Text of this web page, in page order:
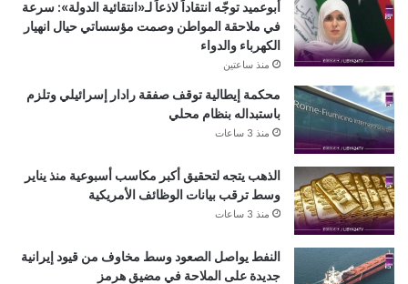
أبوعميد توجّه انتقاداً لاذعاً لـ«انتقائية الدولة»: سرعة
في ملاحقة المواطن وصمت مؤسساتي حيال انهيار
الكهرباء والدواء
منذ ساعتين
محكمة إيطالية توقف صفقة رادار إسرائيلي وتلزم
باستبداله بنظام محلي
منذ 3 ساعات
الذهب يتجه لتحقيق أكبر مكاسب أسبوعية منذ يناير
وسط ترقب بيانات الوظائف الأمريكية
منذ 3 ساعات
النفط يواصل الصعود وسط مخاوف من قيود إيرانية
جديدة على الملاحة في مضيق هرمز